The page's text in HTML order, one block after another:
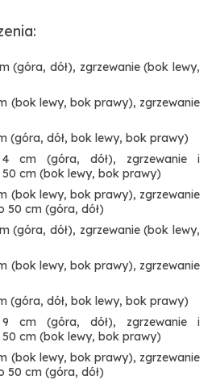
(góra, dół), zgrzewanie (bok lewy,
(bok lewy, bok prawy), zgrzewanie
(góra, dół, bok lewy, bok prawy)
cm (góra, dół), zgrzewanie i
cm (bok lewy, bok prawy)
(bok lewy, bok prawy), zgrzewanie
50 cm (góra, dół)
(góra, dół), zgrzewanie (bok lewy,
(bok lewy, bok prawy), zgrzewanie
(góra, dół, bok lewy, bok prawy)
cm (góra, dół), zgrzewanie i
cm (bok lewy, bok prawy)
(bok lewy, bok prawy), zgrzewanie
50 cm (góra, dół)